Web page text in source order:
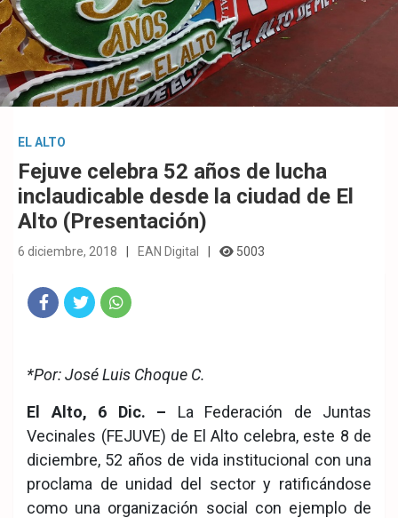
EL ALTO
Fejuve celebra 52 años de lucha
inclaudicable desde la ciudad de El
Alto (Presentación)
6 diciembre, 2018 EAN Digital 5003
eb
ter
tsA
*Por: José Luis Choque C.
El Alto, 6 Dic. – La Federación de Juntas
Vecinales (FEJUVE) de El Alto celebra, este 8 de
diciembre, 52 años de vida institucional con una
proclama de unidad del sector y ratificándose
como una organización social con ejemplo de